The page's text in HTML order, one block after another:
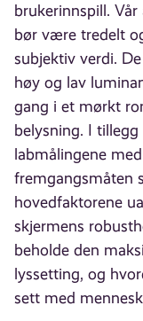
brukerinnspill.
bør være tredelt
subjektiv verdi.
høy og lav
gang i et mørkt
belysning. I
labmålingene
fremgangsmåten
hovedfaktorene
skjermens
beholde den
lyssetting, og
sett med